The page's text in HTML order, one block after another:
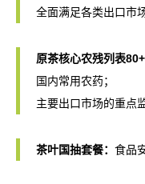
全面满足各类出口市
原茶核心农残列表
国内常用农药；
主要出口市场的重点
茶叶国抽套餐： 食品